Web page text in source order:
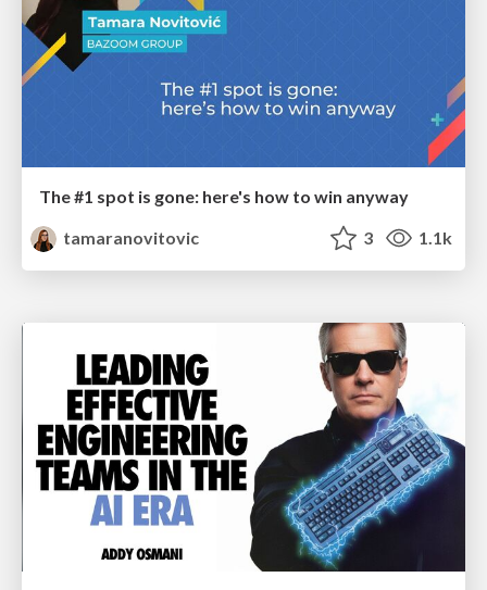
The #1 spot is gone: here's how to win anyway
tamaranovitovic
3 1.1k